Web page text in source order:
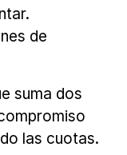
de
suma dos
las cuotas.